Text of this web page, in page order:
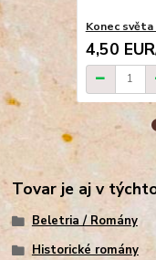
Konec světa
4,50 EUR
Tovar je aj v
Beletria / Romány
Historické romány